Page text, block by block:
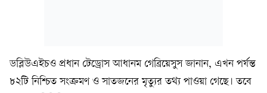
ডব্লিউএইচও প্রধান টেড্রোস আধানম গেব্রিয়েসুস জানান, এখন পর্যন্ত
৮২টি নিশ্চিত সংক্রমণ ও সাতজনের মৃত্যুর তথ্য পাওয়া গেছে। তবে